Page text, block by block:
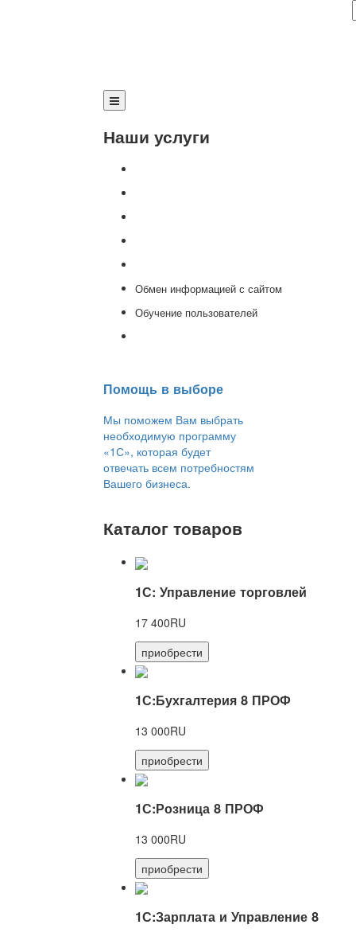
Наши услуги
Обмен информацией с сайтом
Обучение пользователей
Помощь в выборе
Мы поможем Вам выбрать
необходимую программу
«1С», которая будет
отвечать всем потребностям
Вашего бизнеса.
Каталог товаров
1С: Управление торговлей
17 400RU
приобрести
1С:Бухгалтерия 8 ПРОФ
13 000RU
приобрести
1С:Розница 8 ПРОФ
13 000RU
приобрести
1С:Зарплата и Управление 8